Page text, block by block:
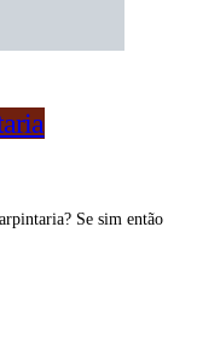
Se sim então